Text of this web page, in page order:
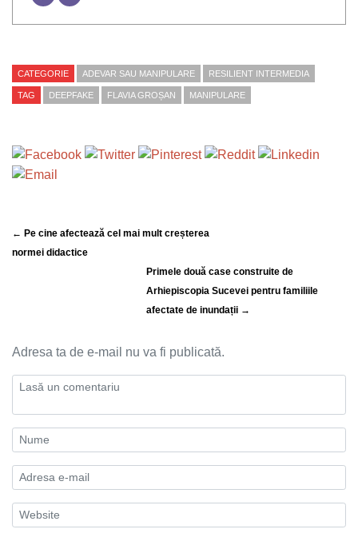
CATEGORIE ADEVAR SAU MANIPULARE RESILIENT INTERMEDIA
TAG DEEPFAKE FLAVIA GROȘAN MANIPULARE
← Pe cine afectează cel mai mult creșterea
normei didactice
Primele două case construite de
Arhiepiscopia Sucevei pentru familiile
afectate de inundații →
Adresa ta de e-mail nu va fi publicată.